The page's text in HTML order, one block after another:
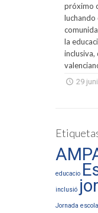
próximo
luchando
la
inclusiva,
29
educacio
inclusió
Jornada